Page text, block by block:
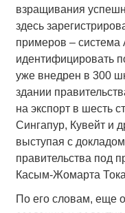
взращивания
здесь
примеров –
идентифицировать
уже внедрен в 300
здании
на экспорт в шесть
Сингапур, Кувейт и
выступая с
правительства под
Касым-Жомарта
По его словам, еще